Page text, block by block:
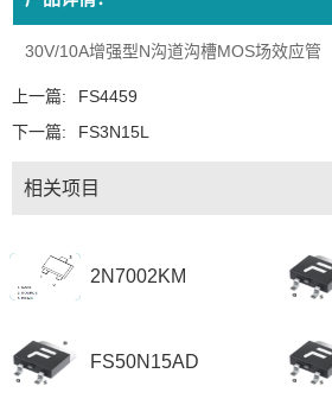
30V/10A增强型N沟道沟槽MOS场效应管
上一篇:
FS4459
下一篇:
FS3N15L
相关项目
2N7002KM
FS50N15AD